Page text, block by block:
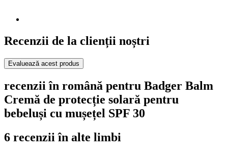
Recenzii de la clienții noștri
Evaluează acest produs
recenzii în română pentru Badger Balm
Cremă de protecție solară pentru
bebeluși cu mușețel SPF 30
6 recenzii în alte limbi